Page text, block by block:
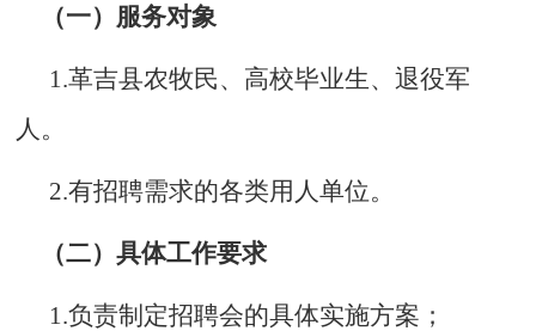
（一）服务对象
1.革吉县农牧民、 高校毕业生、退役军
人 。
2.有招聘需求的各类用人单位。
（二）具体工作要求
1.负责制定招聘会的具体实施方案；